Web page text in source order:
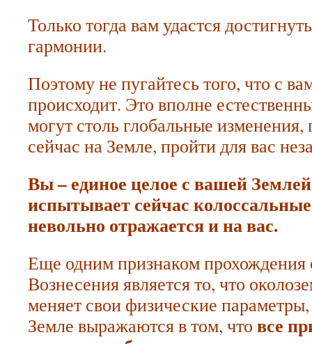
Только тогда вам удастся
гармонии.
Поэтому не пугайтесь того, что с
происходит. Это вполне
могут столь глобальные
сейчас на Земле, пройти для вас
Вы – единое целое с вашей
испытывает сейчас
невольно отражается и на вас.
Еще одним признаком прохождения
Вознесения является то, что
меняет свои физические
Земле выражаются в том, что все